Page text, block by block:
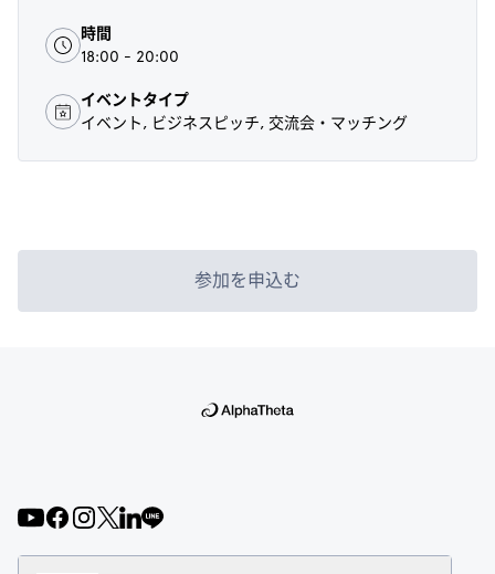
時間
18:00 - 20:00
イベントタイプ
イベント, ビジネスピッチ, 交流会・マッチング
参加を申込む